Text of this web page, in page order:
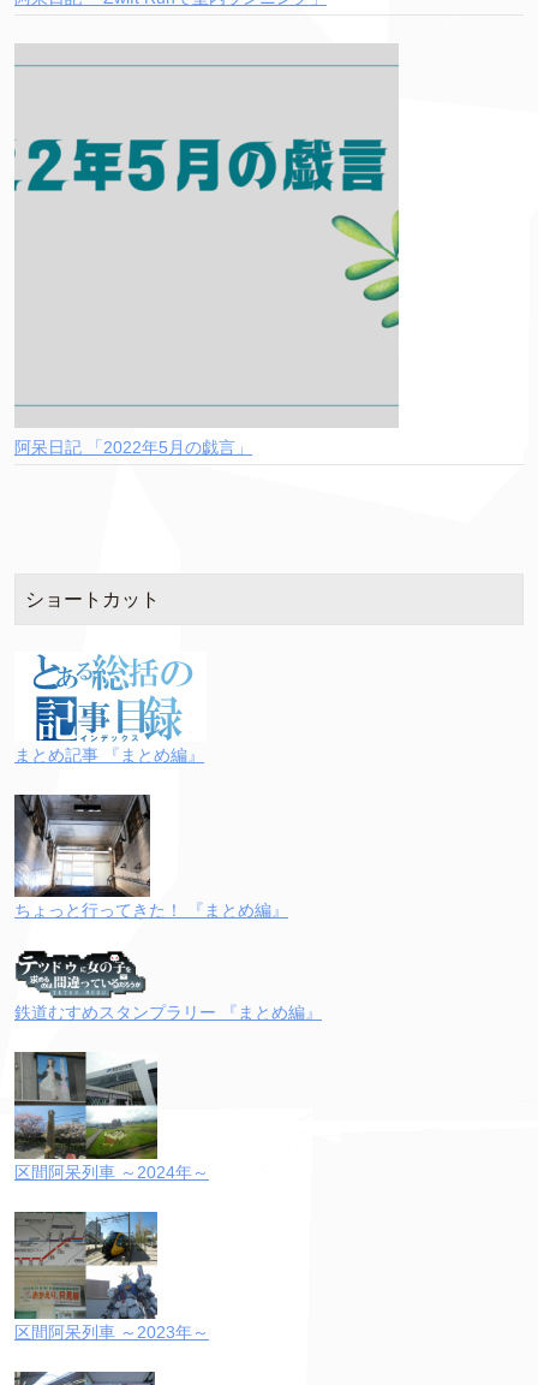
阿呆日記 「2022年5月の戯言」
ショートカット
まとめ記事 『まとめ編』
ちょっと行ってきた！ 『まとめ編』
鉄道むすめスタンプラリー 『まとめ編』
区間阿呆列車 ～2024年～
区間阿呆列車 ～2023年～